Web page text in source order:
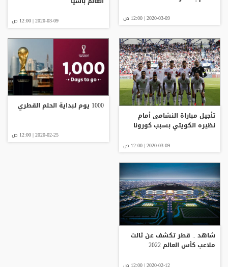
2020-03-09 | 12:00 ص 2020-03-09 | 12:00 ص
تأجيل مباراة النشامى أمام
نظيره الكويتي بسبب كورونا
2020-03-09 | 12:00 ص
1000 يوم لبداية الحلم القطري
2020-02-25 | 12:00 ص
شاهد .. قطر تكشف عن ثالث
ملاعب كأس العالم 2022
2020-02-12 | 12:00 ص